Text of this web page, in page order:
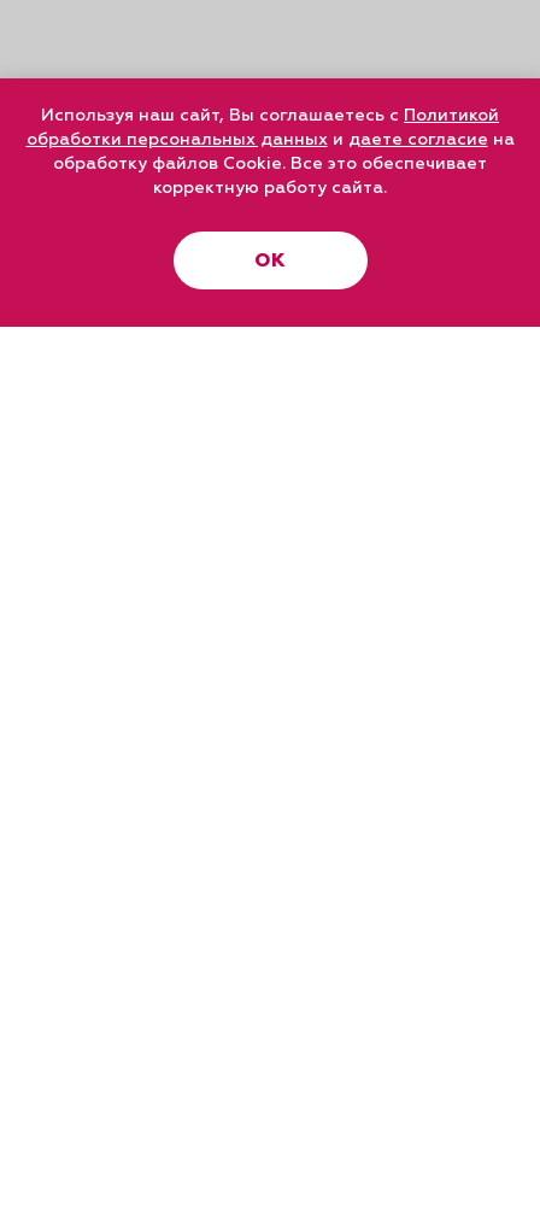
Используя наш сайт, Вы соглашаетесь с Политикой
обработки персональных данныхи даете согласие на
обработку файлов Cookie. Все это обеспечивает
корректную работу сайта.
ОК